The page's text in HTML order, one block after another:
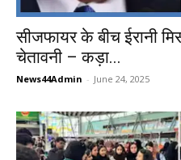
सीजफायर के बीच ईरानी
चेतावनी – कड़ा...
News44Admin - June 24, 2025